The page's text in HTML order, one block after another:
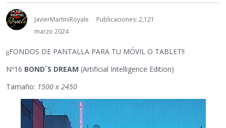
JavierMartiniRoyale
Publicaciones: 2,121
marzo 2024
¡¡FONDOS DE PANTALLA PARA TU MÓVIL O TABLET!!
Nº16 BOND´S DREAM (Artificial Intelligence Edition)
Tamaño: 1500 x 2450